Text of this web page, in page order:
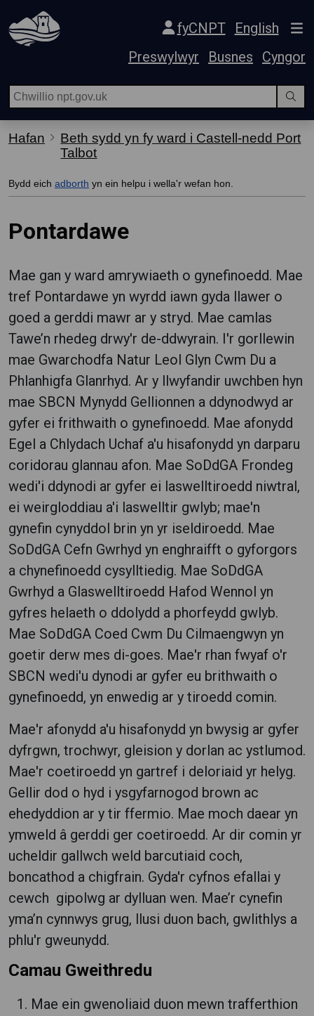
Hepgor gwe-lywio
fyCNPT
English
Preswylwyr
Busnes Cyngor
Hafan
Beth sydd yn fy ward i Castell-nedd Port
Talbot
Bydd eich adborth yn ein helpu i wella'r wefan hon.
Pontardawe
Mae gan y ward amrywiaeth o gynefinoedd. Mae
tref Pontardawe yn wyrdd iawn gyda llawer o
goed a gerddi mawr ar y stryd. Mae camlas
Tawe’n rhedeg drwy'r de-ddwyrain. I'r gorllewin
mae Gwarchodfa Natur Leol Glyn Cwm Du a
Phlanhigfa Glanrhyd. Ar y llwyfandir uwchben hyn
mae SBCN Mynydd Gellionnen a ddynodwyd ar
gyfer ei frithwaith o gynefinoedd. Mae afonydd
Egel a Chlydach Uchaf a'u hisafonydd yn darparu
coridorau glannau afon. Mae SoDdGA Frondeg
wedi'i ddynodi ar gyfer ei laswelltiroedd niwtral,
ei weirgloddiau a'i laswelltir gwlyb; mae'n
gynefin cynyddol brin yn yr iseldiroedd. Mae
SoDdGA Cefn Gwrhyd yn enghraifft o gyforgors
a chynefinoedd cysylltiedig. Mae SoDdGA
Gwrhyd a Glaswelltiroedd Hafod Wennol yn
gyfres helaeth o ddolydd a phorfeydd gwlyb.
Mae SoDdGA Coed Cwm Du Cilmaengwyn yn
goetir derw mes di-goes. Mae'r rhan fwyaf o'r
SBCN wedi'u dynodi ar gyfer eu brithwaith o
gynefinoedd, yn enwedig ar y tiroedd comin.
Mae'r afonydd a'u hisafonydd yn bwysig ar gyfer
dyfrgwn, trochwyr, gleision y dorlan ac ystlumod.
Mae'r coetiroedd yn gartref i deloriaid yr helyg.
Gellir dod o hyd i ysgyfarnogod brown ac
ehedyddion ar y tir ffermio. Mae moch daear yn
ymweld â gerddi ger coetiroedd. Ar dir comin yr
ucheldir gallwch weld barcutiaid coch,
boncathod a chigfrain. Gyda'r cyfnos efallai y
cewch gipolwg ar dylluan wen. Mae’r cynefin
yma’n cynnwys grug, llusi duon bach, gwlithlys a
phlu'r gweunydd.
Camau Gweithredu
Mae ein gwenoliaid duon mewn trafferthion